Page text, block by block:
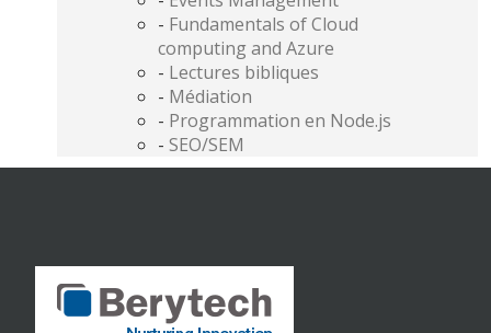
- Fundamentals of Cloud
computing and Azure
- Lectures bibliques
- Médiation
- Programmation en Node.js
- SEO/SEM